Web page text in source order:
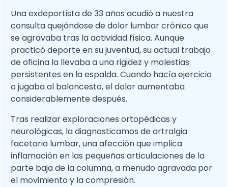
Una exdeportista de 33 años acudió a nuestra
consulta quejándose de dolor lumbar crónico que
se agravaba tras la actividad física. Aunque
practicó deporte en su juventud, su actual trabajo
de oficina la llevaba a una rigidez y molestias
persistentes en la espalda. Cuando hacía ejercicio
o jugaba al baloncesto, el dolor aumentaba
considerablemente después.
Tras realizar exploraciones ortopédicas y
neurológicas, la diagnosticamos de artralgia
facetaria lumbar, una afección que implica
inflamación en las pequeñas articulaciones de la
parte baja de la columna, a menudo agravada por
el movimiento y la compresión.